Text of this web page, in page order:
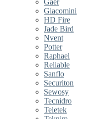
Gaer
Giacomini
HD Fire
Jade Bird
Nvent
Potter
Raphael
Reliable
Sanflo
Securiton
Sewosy
Tecnidro
Teletek